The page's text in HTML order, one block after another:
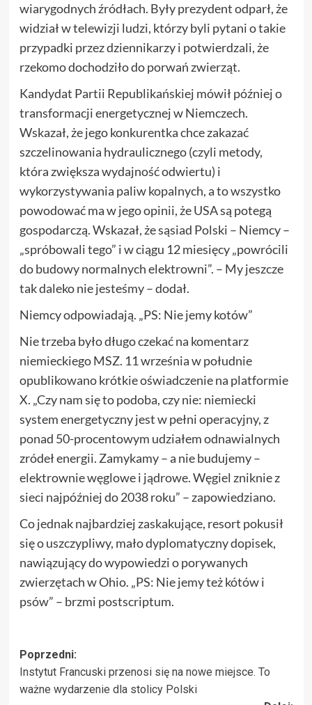
wiarygodnych źródłach. Były prezydent odparł, że
widział w telewizji ludzi, którzy byli pytani o takie
przypadki przez dziennikarzy i potwierdzali, że
rzekomo dochodziło do porwań zwierząt.
Kandydat Partii Republikańskiej mówił później o
transformacji energetycznej w Niemczech.
Wskazał, że jego konkurentka chce zakazać
szczelinowania hydraulicznego (czyli metody,
która zwiększa wydajność odwiertu) i
wykorzystywania paliw kopalnych, a to wszystko
powodować ma w jego opinii, że USA są potegą
gospodarczą. Wskazał, że sąsiad Polski – Niemcy –
„spróbowali tego” i w ciągu 12 miesięcy „powrócili
do budowy normalnych elektrowni”. – My jeszcze
tak daleko nie jesteśmy – dodał.
Niemcy odpowiadają. „PS: Nie jemy kotów”
Nie trzeba było długo czekać na komentarz
niemieckiego MSZ. 11 września w południe
opublikowano krótkie oświadczenie na platformie
X. „Czy nam się to podoba, czy nie: niemiecki
system energetyczny jest w pełni operacyjny, z
ponad 50-procentowym udziałem odnawialnych
zródeł energii. Zamykamy – a nie budujemy –
elektrownie węglowe i jądrowe. Węgiel zniknie z
sieci najpóźniej do 2038 roku” – zapowiedziano.
Co jednak najbardziej zaskakujące, resort pokusił
się o uszczypliwy, mało dyplomatyczny dopisek,
nawiązujący do wypowiedzi o porywanych
zwierzętach w Ohio. „PS: Nie jemy też kótów i
psów” – brzmi postscriptum.
Zobacz
wpisy
Poprzedni:
Instytut Francuski przenosi się na nowe miejsce. To
ważne wydarzenie dla stolicy Polski